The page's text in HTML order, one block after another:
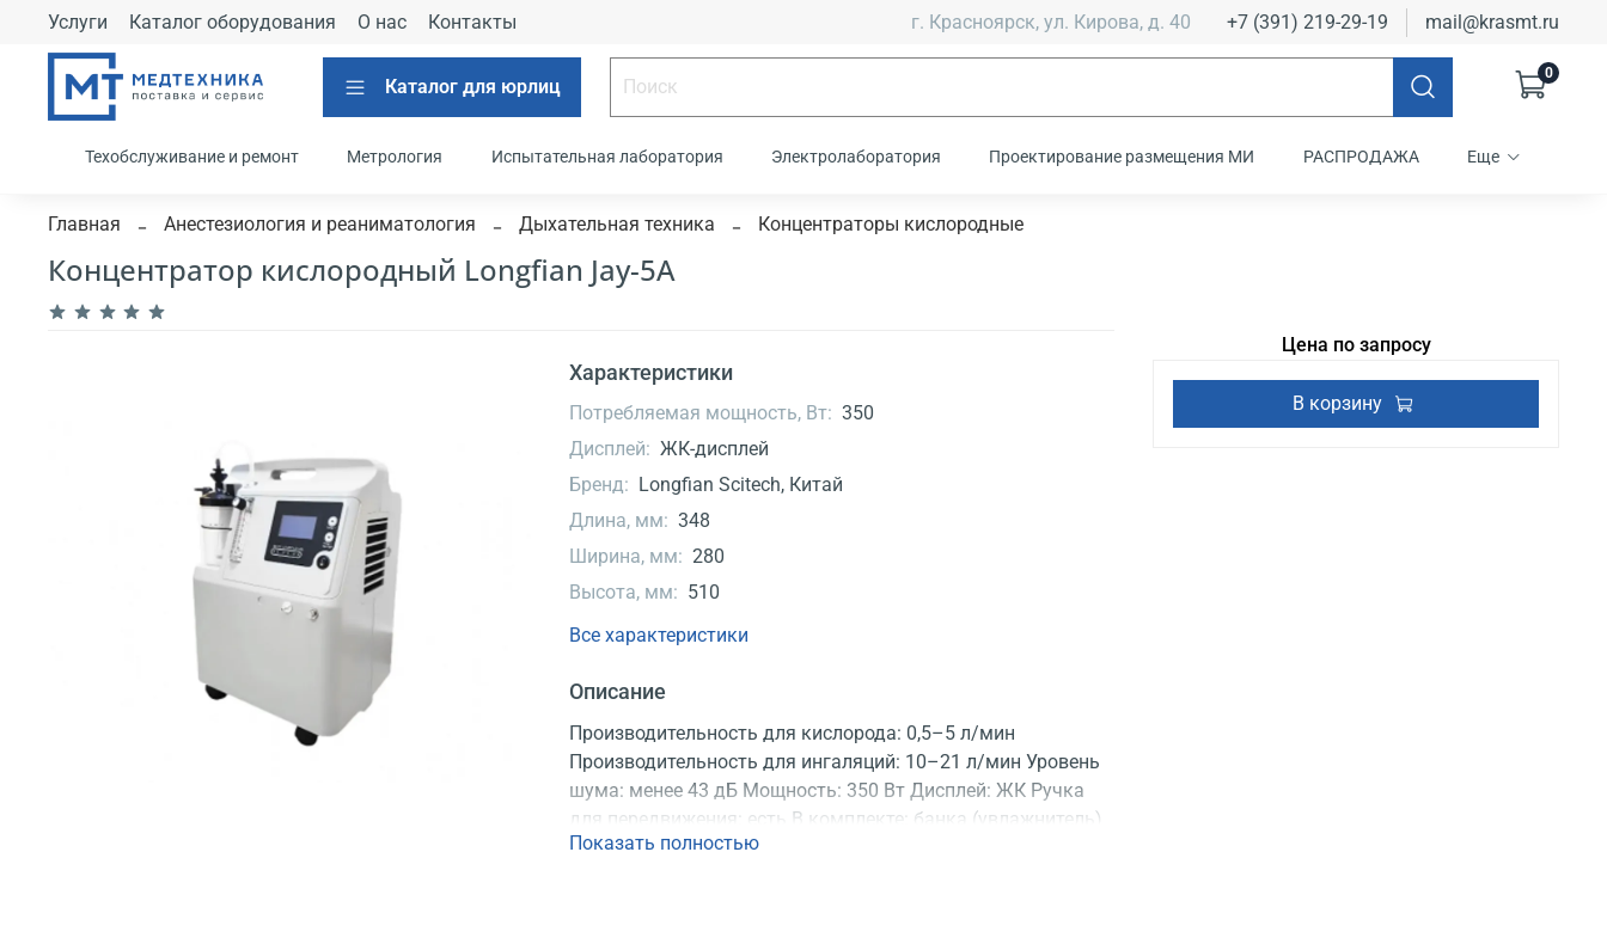
Услуги Каталог оборудования О нас Контакты г. Красноярск, ул. Кирова, д. 40 +7 (391) 219-29-19 mail@krasmt.ru
Каталог для юрлиц
0
Техобслуживание и ремонт Метрология Испытательная лаборатория Электролаборатория Проектирование размещения МИ РАСПРОДАЖА Еще
Главная Анестезиология и реаниматология Дыхательная техника Концентраторы кислородные
Концентратор кислородный Longfian Jay-5A
Характеристики
Потребляемая мощность, Вт: 350
Дисплей: ЖК-дисплей
Бренд: Longfian Scitech, Китай
Длина, мм: 348
Ширина, мм: 280
Высота, мм: 510
Все характеристики
Описание
Производительность для кислорода: 0,5–5 л/мин
Производительность для ингаляций: 10–21 л/мин Уровень
шума: менее 43 дБ Мощность: 350 Вт Дисплей: ЖК Ручка
для передвижения: есть В комплекте: банка (увлажнитель)
290 мл Доп. выход для ингаляций: есть Регистрационное
Показать полностью
Цена по запросу
В корзину